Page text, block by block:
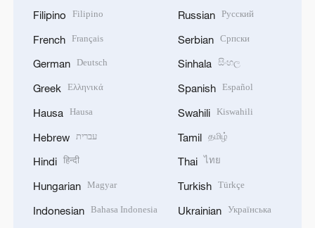
Filipino Filipino
French Français
German Deutsch
Greek Ελληνικά
Hausa Hausa
Hebrew עברית
Hindi हिन्दी
Hungarian Magyar
Indonesian Bahasa Indonesia
Russian Русский
Serbian Српски
Sinhala සිංහල
Spanish Español
Swahili Kiswahili
Tamil தமிழ்
Thai ไทย
Turkish Türkçe
Ukrainian Українська